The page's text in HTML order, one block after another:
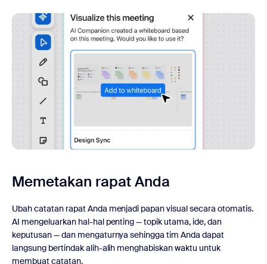
Memetakan rapat Anda
Ubah catatan rapat Anda menjadi papan visual secara otomatis.
AI mengeluarkan hal-hal penting — topik utama, ide, dan
keputusan — dan mengaturnya sehingga tim Anda dapat
langsung bertindak alih-alih menghabiskan waktu untuk
membuat catatan.